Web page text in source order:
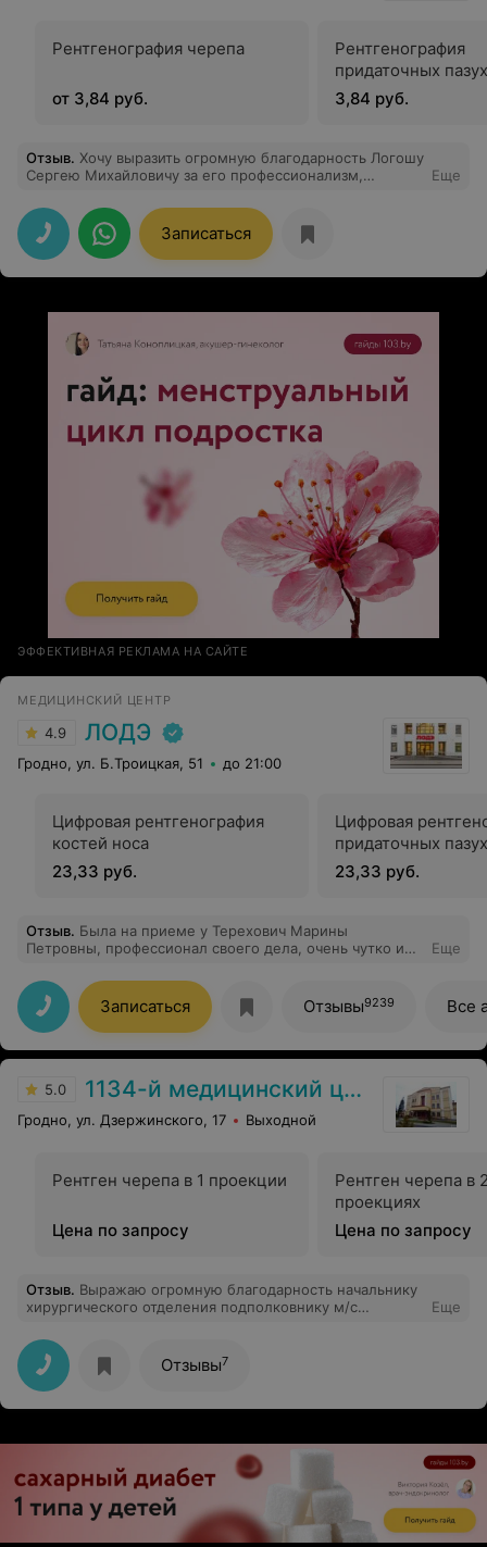
Рентгенография черепа
от 3,84 руб.
Рентгенография
придаточных
3,84 руб.
Отзыв. Хочу выразить огромную благодарность Логошу
Сергею Михайловичу за его профессионализм,
проведенной мне операции я как заново родился. Я
снова всё вижу. Эти ощущения трудно передать
словами. Все эти слова также относятся ко всему
медперсоналу отделения Микрохирургии глаза. Низкий
Вам поклон. Всем рекомендую.
Еще
Записаться
ЭФФЕКТИВНАЯ РЕКЛАМА НА САЙТЕ
МЕДИЦИНСКИЙ ЦЕНТР
4.9 ЛОДЭ
Гродно, ул. Б.Троицкая, 51 до 21:00
Цифровая рентгенография
костей носа
23,33 руб.
Цифровая
придаточных
23,33 руб.
Отзыв. Была на приеме у Терехович Марины
Петровны, профессионал своего дела, очень чутко и
качественную консультацию Спасибо большое за Ваш
труд Рекомендую
Еще
Записаться Отзывы9239 Все
5.0 1134-й медицинский центр ВС РБ
Гродно, ул. Дзержинского, 17 Выходной
Рентген черепа в 1 проекции
Цена по запросу
Рентген черепа в
проекциях
Цена по запросу
Отзыв. Выражаю огромную благодарность начальнику
хирургического отделения подполковнику м/с
оперативное и в короткие сроки лечение. Спасибо
большое.
Еще
Отзывы7